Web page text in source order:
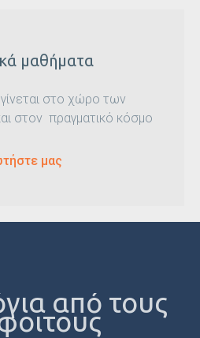
μαθήματα
στο χώρο των
στον πραγματικό κόσμο
μας
από τους